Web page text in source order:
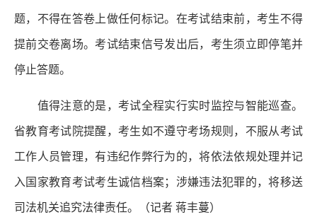
题，不得在答卷上做任何标记。在考试结束前，考生不得
提前交卷离场。考试结束信号发出后，考生须立即停笔并
停止答题。
值得注意的是，考试全程实行实时监控与智能巡查。
省教育考试院提醒，考生如不遵守考场规则，不服从考试
工作人员管理，有违纪作弊行为的，将依法依规处理并记
入国家教育考试考生诚信档案；涉嫌违法犯罪的，将移送
司法机关追究法律责任。（记者 蒋丰蔓）